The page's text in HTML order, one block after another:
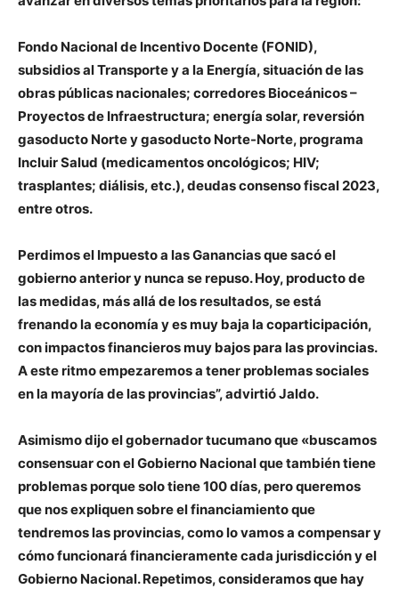
Fondo Nacional de Incentivo Docente (FONID),
subsidios al Transporte y a la Energía, situación de las
obras públicas nacionales; corredores Bioceánicos –
Proyectos de Infraestructura; energía solar, reversión
gasoducto Norte y gasoducto Norte-Norte, programa
Incluir Salud (medicamentos oncológicos; HIV;
trasplantes; diálisis, etc.), deudas consenso fiscal 2023,
entre otros.
Perdimos el Impuesto a las Ganancias que sacó el
gobierno anterior y nunca se repuso. Hoy, producto de
las medidas, más allá de los resultados, se está
frenando la economía y es muy baja la coparticipación,
con impactos financieros muy bajos para las provincias.
A este ritmo empezaremos a tener problemas sociales
en la mayoría de las provincias”, advirtió Jaldo.
Asimismo dijo el gobernador tucumano que «buscamos
consensuar con el Gobierno Nacional que también tiene
problemas porque solo tiene 100 días, pero queremos
que nos expliquen sobre el financiamiento que
tendremos las provincias, como lo vamos a compensar y
cómo funcionará financieramente cada jurisdicción y el
Gobierno Nacional. Repetimos, consideramos que hay